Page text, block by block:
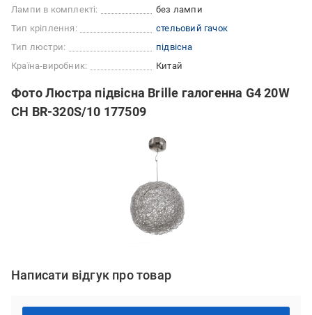
Лампи в комплекті:
без лампи
Тип кріплення:
стельовий гачок
Тип люстри:
підвісна
Країна-виробник:
Китай
Фото Люстра підвісна Brille галогенна G4 20W
CH BR-320S/10 177509
Написати відгук про товар